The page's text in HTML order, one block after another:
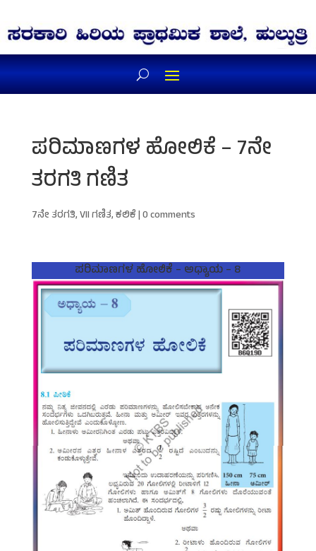
ಪರಿಮಾಣಗಳ ಹೋಲಿಕೆ – 7ನೇ
ತರಗತಿ ಗಣಿತ
7ನೇ ತರಗತಿ,VII ಗಣಿತ,ಕಲಿಕೆ|0 comments
ಪರಿಮಾಣಗಳ ಹೋಲಿಕೆ – ಅಧ್ಯಾಯ – 8